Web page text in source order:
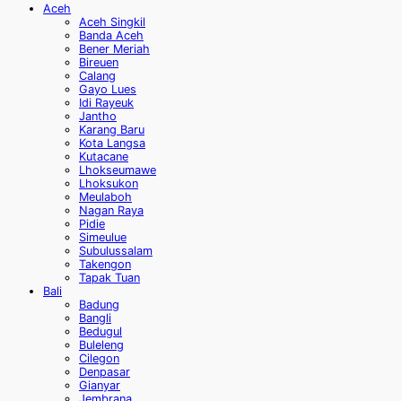
Aceh
Aceh Singkil
Banda Aceh
Bener Meriah
Bireuen
Calang
Gayo Lues
Idi Rayeuk
Jantho
Karang Baru
Kota Langsa
Kutacane
Lhokseumawe
Lhoksukon
Meulaboh
Nagan Raya
Pidie
Simeulue
Subulussalam
Takengon
Tapak Tuan
Bali
Badung
Bangli
Bedugul
Buleleng
Cilegon
Denpasar
Gianyar